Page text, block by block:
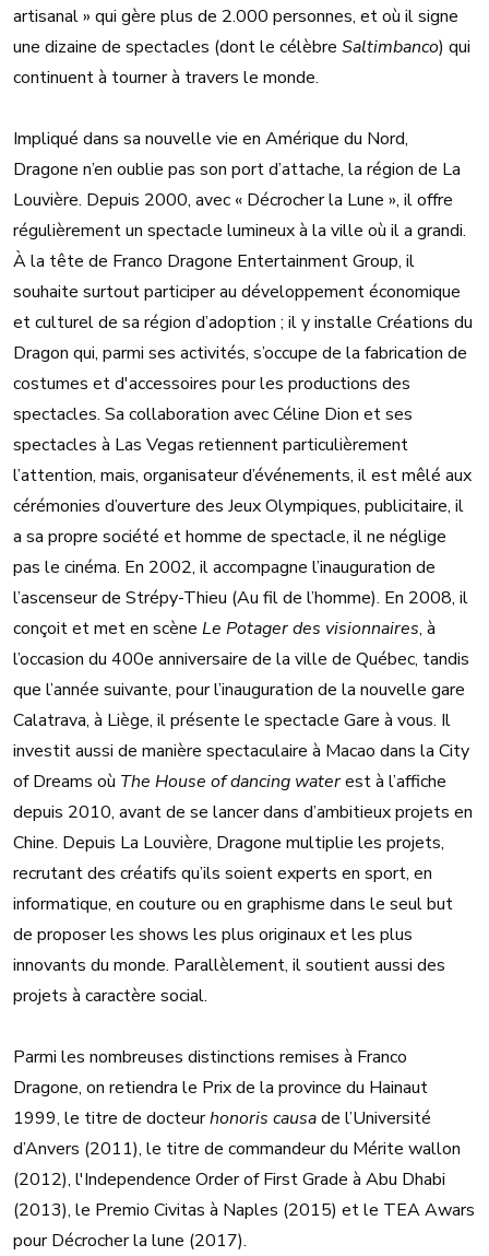
artisanal » qui gère plus de 2.000 personnes, et où il signe
une dizaine de spectacles (dont le célèbre Saltimbanco) qui
continuent à tourner à travers le monde.
Impliqué dans sa nouvelle vie en Amérique du Nord,
Dragone n’en oublie pas son port d’attache, la région de La
Louvière. Depuis 2000, avec « Décrocher la Lune », il offre
régulièrement un spectacle lumineux à la ville où il a grandi.
À la tête de Franco Dragone Entertainment Group, il
souhaite surtout participer au développement économique
et culturel de sa région d’adoption ; il y installe Créations du
Dragon qui, parmi ses activités, s’occupe de la fabrication de
costumes et d'accessoires pour les productions des
spectacles. Sa collaboration avec Céline Dion et ses
spectacles à Las Vegas retiennent particulièrement
l’attention, mais, organisateur d’événements, il est mêlé aux
cérémonies d’ouverture des Jeux Olympiques, publicitaire, il
a sa propre société et homme de spectacle, il ne néglige
pas le cinéma. En 2002, il accompagne l’inauguration de
l’ascenseur de Strépy-Thieu (Au fil de l’homme). En 2008, il
conçoit et met en scène Le Potager des visionnaires, à
l’occasion du 400e anniversaire de la ville de Québec, tandis
que l’année suivante, pour l’inauguration de la nouvelle gare
Calatrava, à Liège, il présente le spectacle Gare à vous. Il
investit aussi de manière spectaculaire à Macao dans la City
of Dreams où The House of dancing waterest à l’affiche
depuis 2010, avant de se lancer dans d’ambitieux projets en
Chine. Depuis La Louvière, Dragone multiplie les projets,
recrutant des créatifs qu’ils soient experts en sport, en
informatique, en couture ou en graphisme dans le seul but
de proposer les shows les plus originaux et les plus
innovants du monde. Parallèlement, il soutient aussi des
projets à caractère social.
Parmi les nombreuses distinctions remises à Franco
Dragone, on retiendra le Prix de la province du Hainaut
1999, le titre de docteurhonoris causade l’Université
d’Anvers (2011), le titre de commandeur du Mérite wallon
(2012), l'Independence Order of First Grade à Abu Dhabi
(2013), le Premio Civitas à Naples (2015) et le TEA Awars
pour Décrocher la lune (2017).